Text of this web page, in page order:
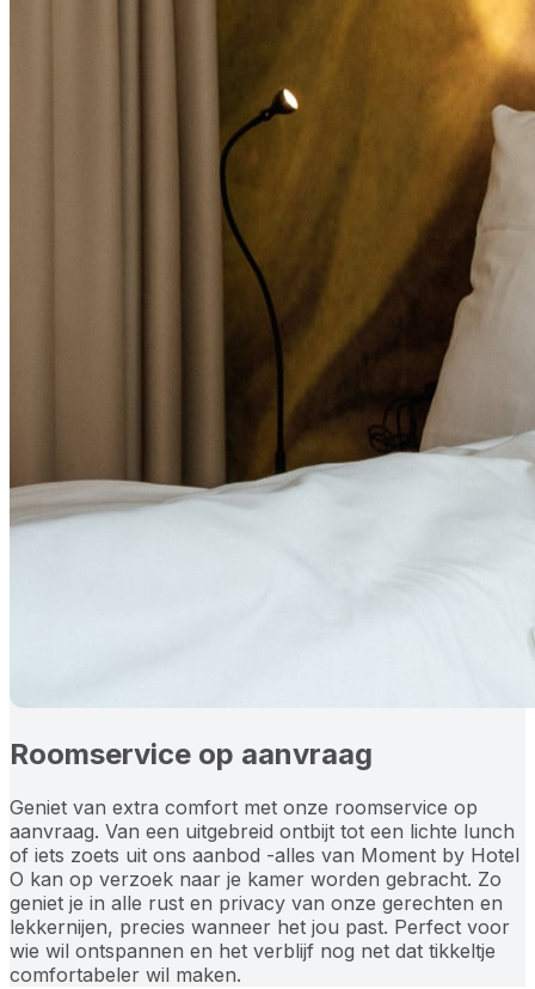
Roomservice op aanvraag
Geniet van extra comfort met onze roomservice op
aanvraag. Van een uitgebreid ontbijt tot een lichte lunch
of iets zoets uit ons aanbod -alles van Moment by Hotel
O kan op verzoek naar je kamer worden gebracht. Zo
geniet je in alle rust en privacy van onze gerechten en
lekkernijen, precies wanneer het jou past. Perfect voor
wie wil ontspannen en het verblijf nog net dat tikkeltje
comfortabeler wil maken.